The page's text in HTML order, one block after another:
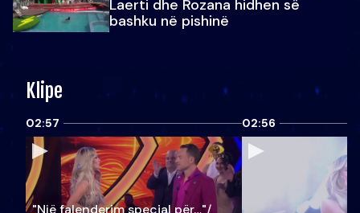
Laerti dhe Rozana hidhen së
bashku në pishinë
Klipe
02:57
"Një falenderim special për…"/
02:56